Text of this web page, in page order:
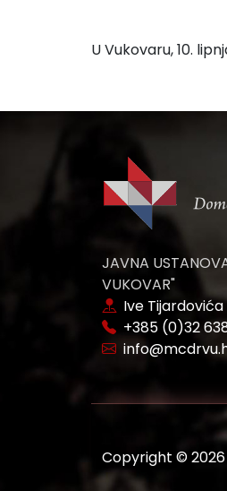
U Vukovaru, 10.
JAVNA
VUKOVAR"
Ive
+385 (0)32
Copyright © 2026